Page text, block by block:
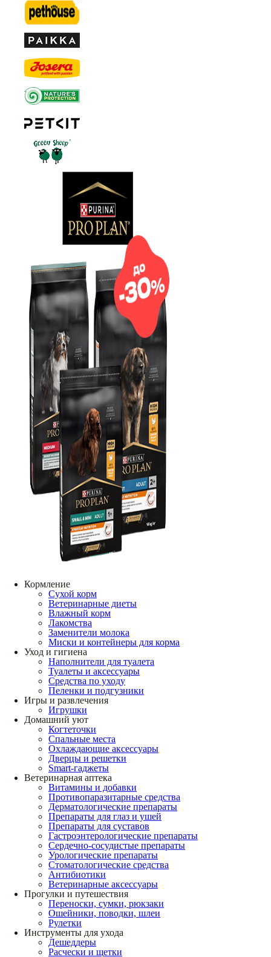
Кормление
Сухой корм
Ветеринарные диеты
Влажный корм
Лакомства
Заменители молока
Миски и контейнеры для корма
Уход и гигиена
Наполнители для туалета
Туалеты и аксессуары
Средства по уходу
Пеленки и подгузники
Игры и развлечения
Игрушки
Домашний уют
Когтеточки
Спальные места
Охлаждающие аксессуары
Дверцы и решетки
Smart-гаджеты
Ветеринарная аптека
Витамины и добавки
Противопаразитарные средства
Дерматологические препараты
Препараты для глаз и ушей
Препараты для суставов
Гастроэнтерологические препараты
Сердечно-сосудистые препараты
Урологические препараты
Стоматологические средства
Антибиотики
Ветеринарные аксессуары
Прогулки и путешествия
Переноски, сумки, рюкзаки
Ошейники, поводки, шлеи
Рулетки
Инструменты для ухода
Дешеддеры
Расчески и щетки